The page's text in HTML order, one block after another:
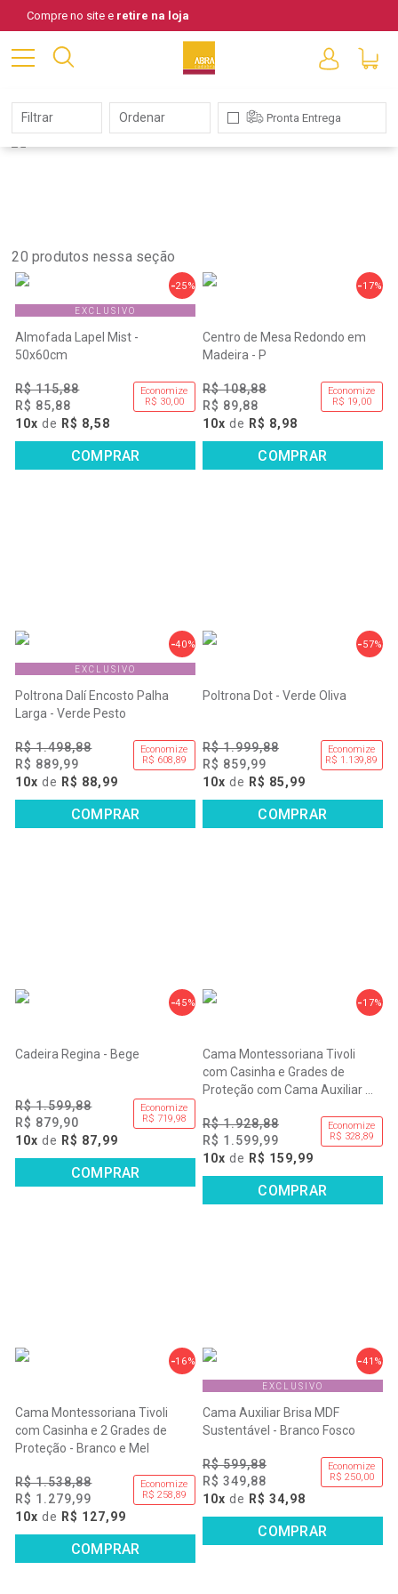
Compre no site e retire na loja
Abra Cadabra
Filtrar Ordenar Pronta Entrega
20 produtos nessa seção
25%
EXCLUSIVO
Almofada Lapel Mist -
50x60cm
R$ 115,88
R$ 85,88
Economize
R$ 30,00
10x de R$ 8,58
COMPRAR
17%
Centro de Mesa Redondo em
Madeira - P
R$ 108,88
R$ 89,88
Economize
R$ 19,00
10x de R$ 8,98
COMPRAR
40%
EXCLUSIVO
Poltrona Dalí Encosto Palha
Larga - Verde Pesto
R$ 1.498,88
R$ 889,99
Economize
R$ 608,89
10x de R$ 88,99
COMPRAR
57%
Poltrona Dot - Verde Oliva
R$ 1.999,88
R$ 859,99
Economize
R$ 1.139,89
10x de R$ 85,99
COMPRAR
45%
Cadeira Regina - Bege
R$ 1.599,88
R$ 879,90
Economize
R$ 719,98
10x de R$ 87,99
COMPRAR
17%
Cama Montessoriana Tivoli
com Casinha e Grades de
Proteção com Cama Auxiliar -
R$ 1.928,88
R$ 1.599,99
Economize
R$ 328,89
10x de R$ 159,99
COMPRAR
16%
Cama Montessoriana Tivoli
com Casinha e 2 Grades de
Proteção - Branco e Mel
R$ 1.538,88
R$ 1.279,99
Economize
R$ 258,89
10x de R$ 127,99
COMPRAR
41%
EXCLUSIVO
Cama Auxiliar Brisa MDF
Sustentável - Branco Fosco
R$ 599,88
R$ 349,88
Economize
R$ 250,00
10x de R$ 34,98
COMPRAR